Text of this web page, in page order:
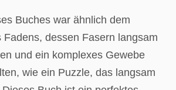
Buches war ähnlich dem
Fadens, dessen Fasern langsam
und ein komplexes Gewebe
wie ein Puzzle, das langsam